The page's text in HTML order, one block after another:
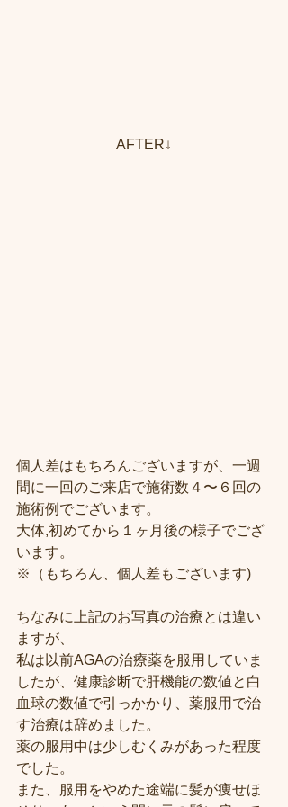
AFTER↓
個人差はもちろんございますが、一週
間に一回のご来店で施術数４〜６回の
施術例でございます。
大体,初めてから１ヶ月後の様子でござ
います。
※（もちろん、個人差もございます)
ちなみに上記のお写真の治療とは違い
ますが、
私は以前AGAの治療薬を服用していま
したが、健康診断で肝機能の数値と白
血球の数値で引っかかり、薬服用で治
す治療は辞めました。
薬の服用中は少しむくみがあった程度
でした。
また、服用をやめた途端に髪が痩せほ